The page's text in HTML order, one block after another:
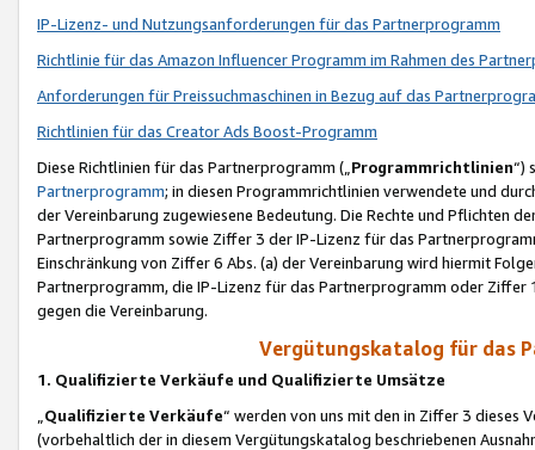
IP-Lizenz- und Nutzungsanforderungen für das Partnerprogramm
Richtlinie für das Amazon Influencer Programm im Rahmen des
Anforderungen für Preissuchmaschinen in Bezug auf das
Richtlinien für das Creator Ads Boost-Programm
Diese Richtlinien für das Partnerprogramm („Programmrichtlinien“)
Partnerprogramm; in diesen Programmrichtlinien verwendete und
der Vereinbarung zugewiesene Bedeutung. Die Rechte und Pflichten
Partnerprogramm sowie Ziffer 3 der IP-Lizenz für das
Einschränkung von Ziffer 6 Abs. (a) der Vereinbarung wird hiermit
Partnerprogramm, die IP-Lizenz für das Partnerprogramm oder
gegen die Vereinbarung.
Vergütungskatalog für das
1. Qualifizierte Verkäufe und Qualifizierte Umsätze
Qualifizierte Verkäufe“ werden von uns mit den in Ziffer 3
(vorbehaltlich der in diesem Vergütungskatalog beschriebenen